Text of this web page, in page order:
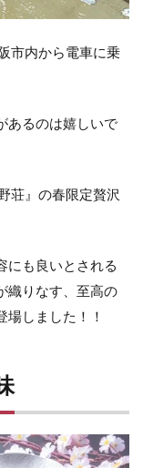
市内から電車に乗
あるのは嬉しいで
荘』の春限定贅沢
にも良いとされる
織りなす、至高の
しました！！